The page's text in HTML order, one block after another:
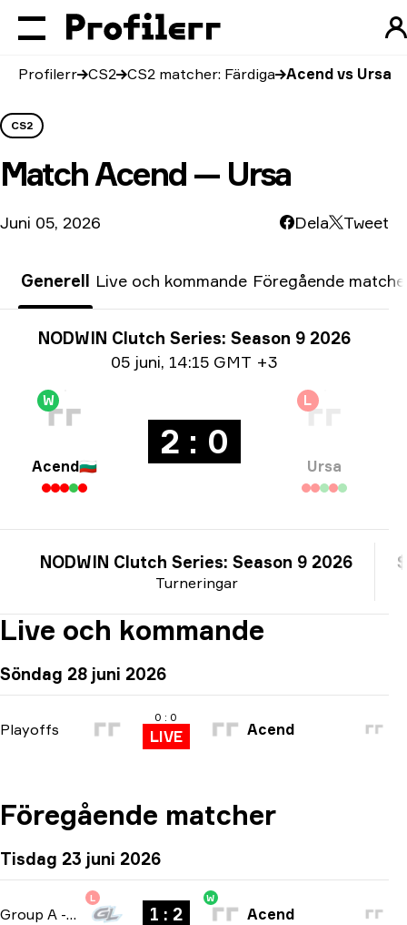
Profilerr CS2 CS2 matcher: Färdiga Acend vs Ursa
CS2
MatchAcend — Ursa
Juni 05, 2026 Dela Tweet
Generell Live och kommande Föregående
Turneringsinfo
NODWIN Clutch Series: Season 9 2026
05 juni, 14:15 GMT +3
W
Acend🇧🇬
2 : 0
L
Ursa
Turneringar
NODWIN Clutch Series: Season 9 2026
Live och kommande
Söndag 28 juni 2026
Playoffs
0 : 0
LIVE Acend
Föregående matcher
Tisdag 23 juni 2026
Group A - bo3
L
1 : 2
W
Acend